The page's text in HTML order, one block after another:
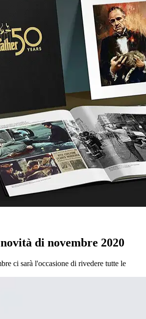
di novembre 2020
ci sarà l'occasione di rivedere tutte le